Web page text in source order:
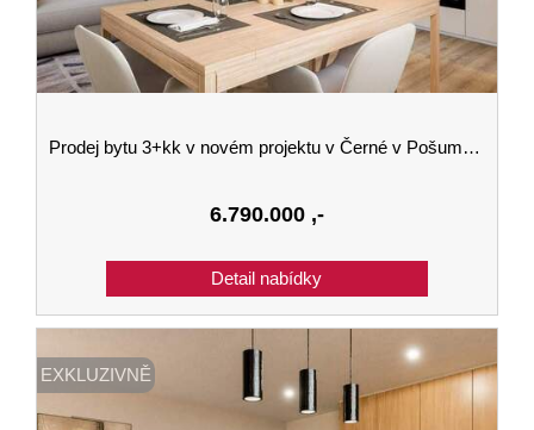
Prodej bytu 3+kk v novém projektu v Černé v Pošumaví budova B 3.podlaží
6.790.000 ,-
EXKLUZIVNĚ